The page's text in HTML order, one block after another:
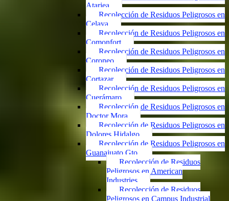
Atarjea
Recolección de Residuos Peligrosos en
Celaya
Recolección de Residuos Peligrosos en
Comonfort
Recolección de Residuos Peligrosos en
Coroneo
Recolección de Residuos Peligrosos en
Cortazar
Recolección de Residuos Peligrosos en
Cuerámaro
Recolección de Residuos Peligrosos en
Doctor Mora
Recolección de Residuos Peligrosos en
Dolores Hidalgo
Recolección de Residuos Peligrosos en
Guanajuato Gto.
Recolección de Residuos
Peligrosos en American
Industries
Recolección de Residuos
Peligrosos en Campus Industrial